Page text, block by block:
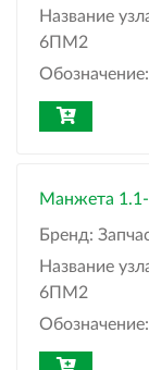
Название
6ПМ2
Обозначение:
Манжета
Бренд:
Название
6ПМ2
Обозначение: